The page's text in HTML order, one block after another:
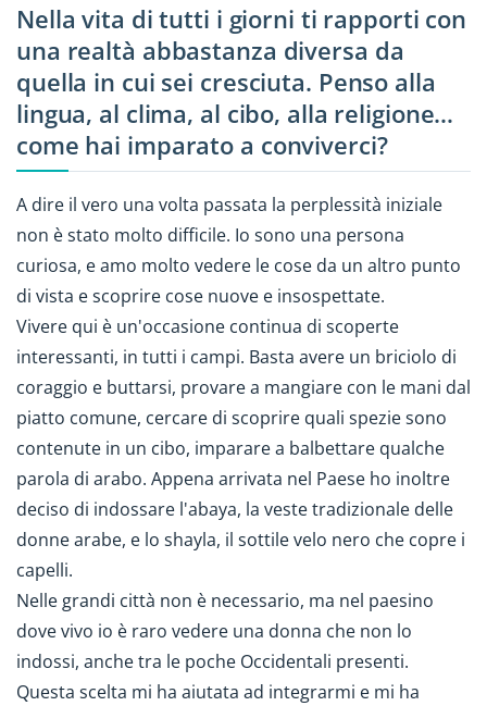
Nella vita di tutti i giorni ti rapporti con
una realtà abbastanza diversa da
quella in cui sei cresciuta. Penso alla
lingua, al clima, al cibo, alla religione…
come hai imparato a conviverci?
A dire il vero una volta passata la perplessità iniziale
non è stato molto difficile. Io sono una persona
curiosa, e amo molto vedere le cose da un altro punto
di vista e scoprire cose nuove e insospettate.
Vivere qui è un'occasione continua di scoperte
interessanti, in tutti i campi. Basta avere un briciolo di
coraggio e buttarsi, provare a mangiare con le mani dal
piatto comune, cercare di scoprire quali spezie sono
contenute in un cibo, imparare a balbettare qualche
parola di arabo. Appena arrivata nel Paese ho inoltre
deciso di indossare l'abaya, la veste tradizionale delle
donne arabe, e lo shayla, il sottile velo nero che copre i
capelli.
Nelle grandi città non è necessario, ma nel paesino
dove vivo io è raro vedere una donna che non lo
indossi, anche tra le poche Occidentali presenti.
Questa scelta mi ha aiutata ad integrarmi e mi ha